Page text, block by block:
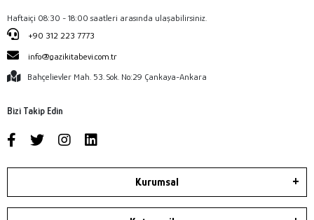
Haftaiçi 08:30 - 18:00 saatleri arasında ulaşabilirsiniz.
+90 312 223 7773
info@gazikitabevi.com.tr
Bahçelievler Mah. 53. Sok. No:29 Çankaya-Ankara
Bizi Takip Edin
Kurumsal